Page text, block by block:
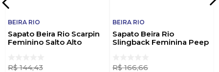
BEIRA RIO
Sapato Beira Rio Scarpin
Feminino Salto Alto
R$ 144,43
BEIRA RIO
Sapato Beira Rio
Slingback Feminina Peep
R$ 166,66